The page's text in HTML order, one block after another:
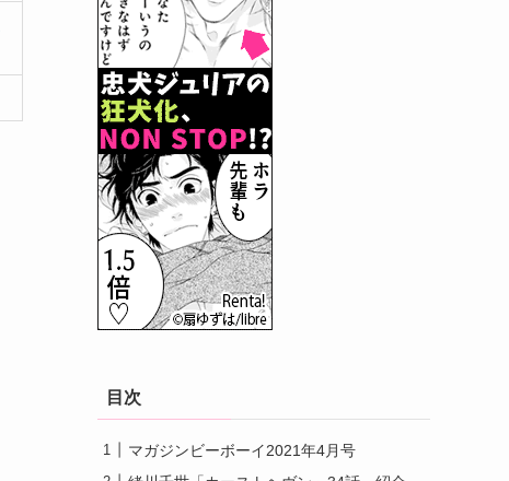
目次
マガジンビーボーイ2021年4月号